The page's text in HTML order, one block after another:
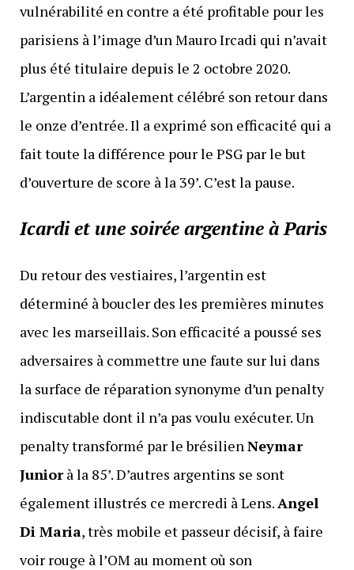
vulnérabilité en contre a été profitable pour les
parisiens à l’image d’un Mauro Ircadi qui n’avait
plus été titulaire depuis le 2 octobre 2020.
L’argentin a idéalement célébré son retour dans
le onze d’entrée. Il a exprimé son efficacité qui a
fait toute la différence pour le PSG par le but
d’ouverture de score à la 39’. C’est la pause.
Icardi et une soirée argentine à Paris
Du retour des vestiaires, l’argentin est
déterminé à boucler des les premières minutes
avec les marseillais. Son efficacité a poussé ses
adversaires à commettre une faute sur lui dans
la surface de réparation synonyme d’un penalty
indiscutable dont il n’a pas voulu exécuter. Un
penalty transformé par le brésilienNeymar
Juniorà la 85’. D’autres argentins se sont
également illustrés ce mercredi à Lens.Angel
Di Maria, très mobile et passeur décisif, à faire
voir rouge à l’OM au moment où son